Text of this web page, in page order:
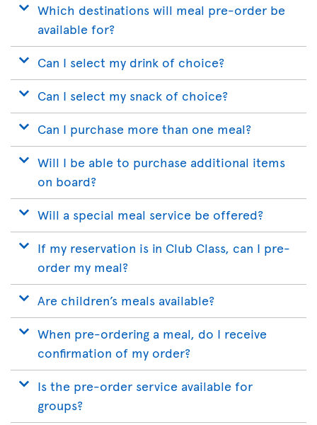
Which destinations will meal pre-order be
available for?
Can I select my drink of choice?
Can I select my snack of choice?
Can I purchase more than one meal?
Will I be able to purchase additional items
on board?
Will a special meal service be offered?
If my reservation is in Club Class, can I pre-
order my meal?
Are children’s meals available?
When pre-ordering a meal, do I receive
confirmation of my order?
Is the pre-order service available for
groups?